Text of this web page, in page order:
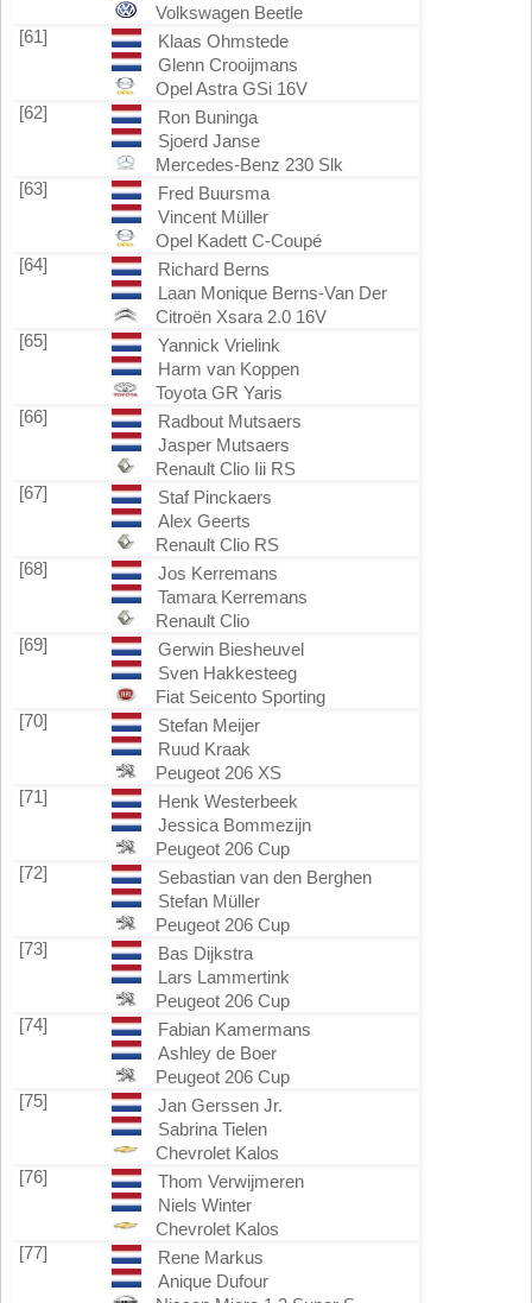
Volkswagen Beetle
[61]
Klaas Ohmstede
Glenn Crooijmans
Opel Astra GSi 16V
[62]
Ron Buninga
Sjoerd Janse
Mercedes-Benz 230 Slk
[63]
Fred Buursma
Vincent Müller
Opel Kadett C-Coupé
[64]
Richard Berns
Laan Monique Berns-Van Der
Citroën Xsara 2.0 16V
[65]
Yannick Vrielink
Harm van Koppen
Toyota GR Yaris
[66]
Radbout Mutsaers
Jasper Mutsaers
Renault Clio Iii RS
[67]
Staf Pinckaers
Alex Geerts
Renault Clio RS
[68]
Jos Kerremans
Tamara Kerremans
Renault Clio
[69]
Gerwin Biesheuvel
Sven Hakkesteeg
Fiat Seicento Sporting
[70]
Stefan Meijer
Ruud Kraak
Peugeot 206 XS
[71]
Henk Westerbeek
Jessica Bommezijn
Peugeot 206 Cup
[72]
Sebastian van den Berghen
Stefan Müller
Peugeot 206 Cup
[73]
Bas Dijkstra
Lars Lammertink
Peugeot 206 Cup
[74]
Fabian Kamermans
Ashley de Boer
Peugeot 206 Cup
[75]
Jan Gerssen Jr.
Sabrina Tielen
Chevrolet Kalos
[76]
Thom Verwijmeren
Niels Winter
Chevrolet Kalos
[77]
Rene Markus
Anique Dufour